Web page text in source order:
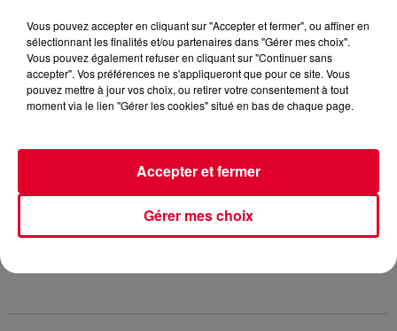
Vous pouvez accepter en cliquant sur "Accepter et fermer", ou affiner en
sélectionnant les finalités et/ou partenaires dans "Gérer mes choix".
Vous pouvez également refuser en cliquant sur "Continuer sans
accepter". Vos préférences ne s'appliqueront que pour ce site. Vous
pouvez mettre à jour vos choix, ou retirer votre consentement à tout
moment via le lien "Gérer les cookies" situé en bas de chaque page.
Gérer mes choix
Accepter et fermer